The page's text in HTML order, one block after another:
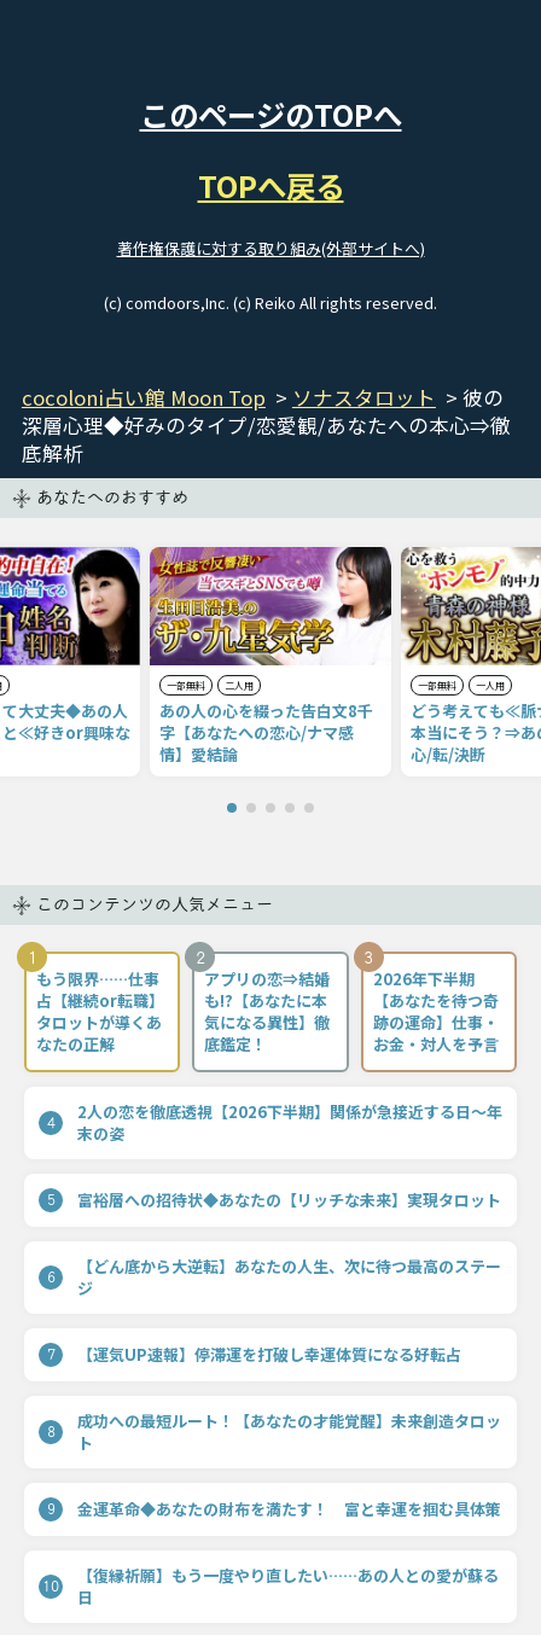
このページのTOPへ
TOPへ戻る
著作権保護に対する取り組み(外部サイトへ)
(c) comdoors,Inc. (c) Reiko All rights reserved.
cocoloni占い館 Moon Top > ソナスタロット > 彼の
深層心理◆好みのタイプ/恋愛観/あなたへの本心⇒徹
底解析
あなたへのおすすめ
大丈夫◆あの人
と≪好きor興味な
一部無料 二人用
あの人の心を綴った告白文8千
字【あなたへの恋心/ナマ感
情】愛結論
一部無料 一人用
どう考えても≪
本当にそう？⇒あ
心/転/決断
このコンテンツの人気メニュー
1
もう限界……仕事
占【継続or転職】
タロットが導くあ
なたの正解
2
アプリの恋⇒結婚
も!?【あなたに本
気になる異性】徹
底鑑定！
3
2026年下半期
【あなたを待つ奇
跡の運命】仕事・
お金・対人を予言
4
2人の恋を徹底透視【2026下半期】関係が急接近する日〜年
末の姿
5 富裕層への招待状◆あなたの【リッチな未来】実現タロット
6
【どん底から大逆転】あなたの人生、次に待つ最高のステー
ジ
7 【運気UP速報】停滞運を打破し幸運体質になる好転占
8
成功への最短ルート！【あなたの才能覚醒】未来創造タロッ
ト
9 金運革命◆あなたの財布を満たす！ 富と幸運を掴む具体策
10
【復縁祈願】もう一度やり直したい……あの人との愛が蘇る
日